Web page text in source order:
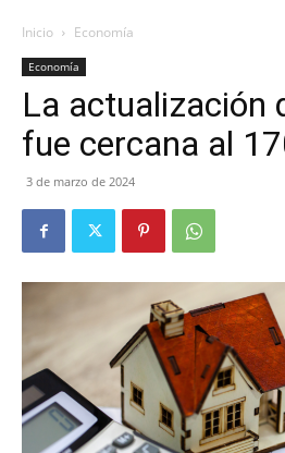
Inicio Economía
Economía
La actualización
fue cercana al
3 de marzo de 2024